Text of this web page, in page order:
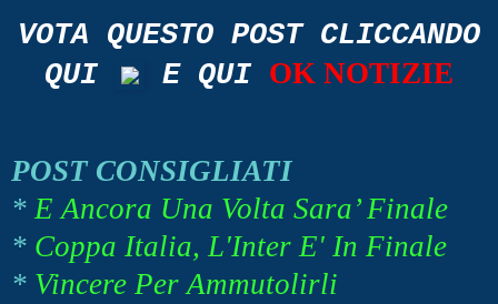
VOTA QUESTO POST CLICCANDO
QUI
E QUI OK NOTIZIE
POST CONSIGLIATI
*E Ancora Una Volta Sara’ Finale
* Coppa Italia, L'Inter E' In Finale
* Vincere Per Ammutolirli